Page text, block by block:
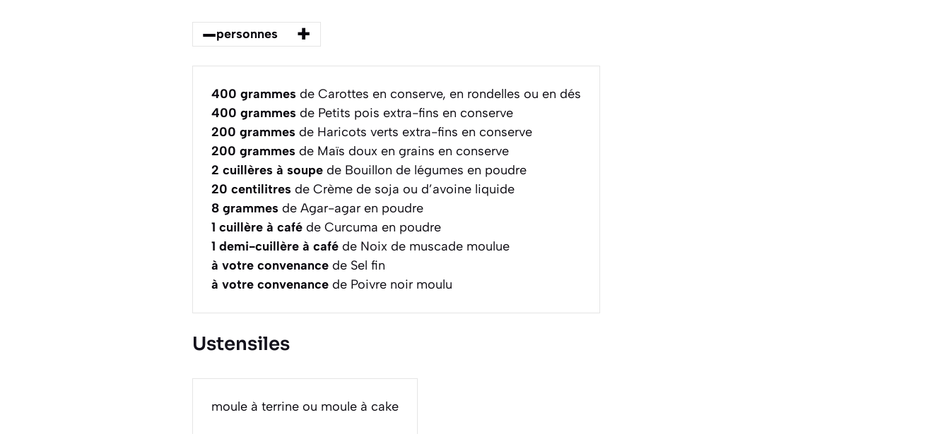
–personnes +
400 grammes de Carottes en conserve, en rondelles ou en dés
400 grammes de Petits pois extra-fins en conserve
200 grammes de Haricots verts extra-fins en conserve
200 grammes de Maïs doux en grains en conserve
2 cuillères à soupe de Bouillon de légumes en poudre
20 centilitres de Crème de soja ou d’avoine liquide
8 grammes de Agar-agar en poudre
1 cuillère à café de Curcuma en poudre
1 demi-cuillère à café de Noix de muscade moulue
à votre convenance de Sel fin
à votre convenance de Poivre noir moulu
Ustensiles
moule à terrine ou moule à cake